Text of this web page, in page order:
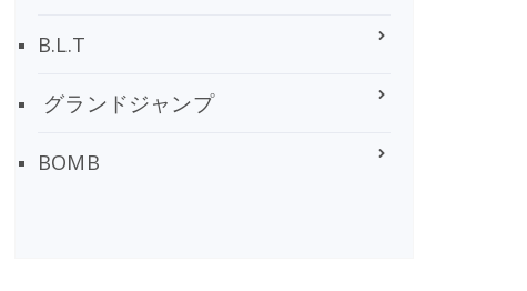
B.L.T
グランドジャンプ
BOMB